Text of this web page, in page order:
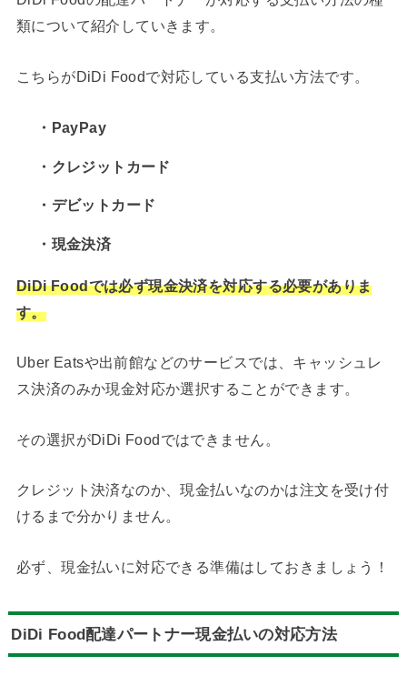
類について紹介していきます。
こちらがDiDi Foodで対応している支払い方法です。
・PayPay
・クレジットカード
・デビットカード
・現金決済
DiDi Foodでは必ず現金決済を対応する必要がありま
す。
Uber Eatsや出前館などのサービスでは、キャッシュレ
ス決済のみか現金対応か選択することができます。
その選択がDiDi Foodではできません。
クレジット決済なのか、現金払いなのかは注文を受け付
けるまで分かりません。
必ず、現金払いに対応できる準備はしておきましょう！
DiDi Food配達パートナー現金払いの対応方法